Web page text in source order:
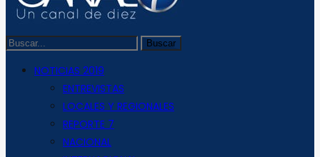
NOTICIAS 2019
ENTREVISTAS
LOCALES Y REGIONALES
REPORTE 7
NACIONAL